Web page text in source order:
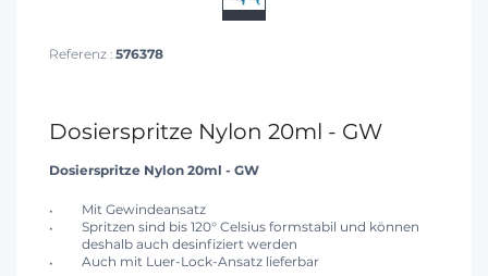
Referenz : 576378
Dosierspritze Nylon 20ml - GW
Dosierspritze Nylon 20ml - GW
Mit Gewindeansatz
Spritzen sind bis 120° Celsius formstabil und können
deshalb auch desinfiziert werden
Auch mit Luer-Lock-Ansatz lieferbar